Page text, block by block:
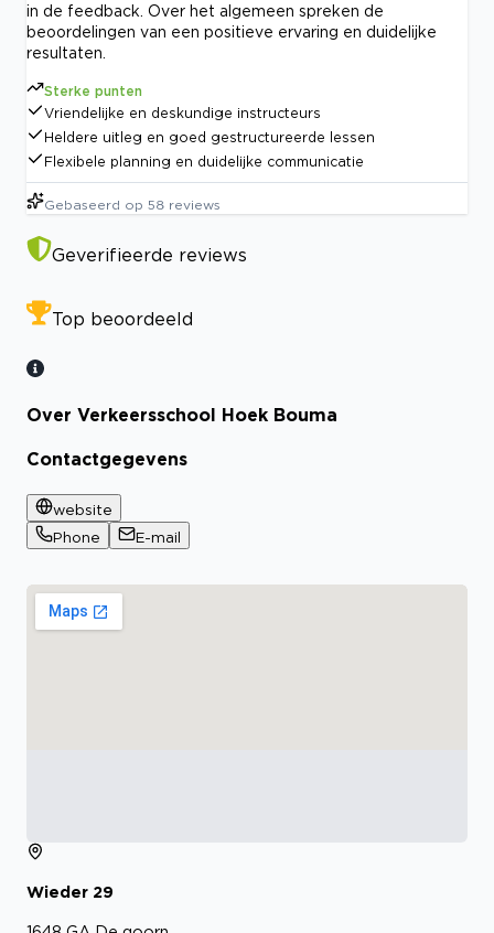
in de feedback. Over het algemeen spreken de
beoordelingen van een positieve ervaring en duidelijke
resultaten.
Sterke punten
Vriendelijke en deskundige instructeurs
Heldere uitleg en goed gestructureerde lessen
Flexibele planning en duidelijke communicatie
Gebaseerd op 58 reviews
Geverifieerde reviews
Top beoordeeld
Over Verkeersschool Hoek Bouma
Contactgegevens
website
Phone
E-mail
Wieder 29